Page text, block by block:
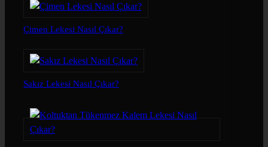
Çimen Lekesi Nasıl Çıkar?
Sakız Lekesi Nasıl Çıkar?